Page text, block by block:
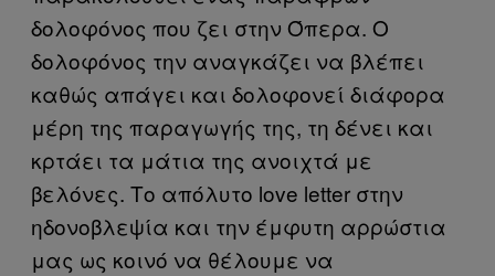
δολοφόνος που ζει στην Όπερα. Ο
δολοφόνος την αναγκάζει να βλέπει
καθώς απάγει και δολοφονεί διάφορα
μέρη της παραγωγής της, τη δένει και
κρτάει τα μάτια της ανοιχτά με
βελόνες. Το απόλυτο love letter στην
ηδονοβλεψία και την έμφυτη αρρώστια
μας ως κοινό να θέλουμε να